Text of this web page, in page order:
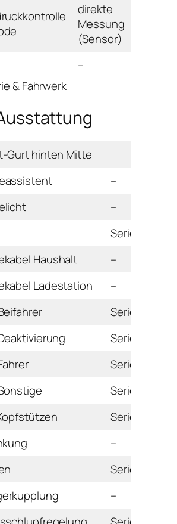
direkte
Messung
(Sensor)
–
& Fahrwerk
Gurt hinten Mitte
–
–
Serie
Haushalt
–
Ladestation
–
Serie
Serie
Serie
Serie
Serie
–
Serie
–